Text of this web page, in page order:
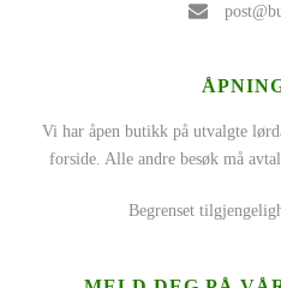
Vi har åpen butikk på utvalgte
forside. Alle andre besøk må
Begrenset